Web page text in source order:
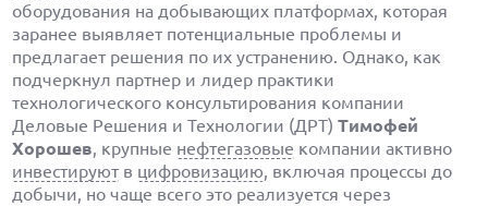
оборудования на добывающих платформах, которая
заранее выявляет потенциальные проблемы и
предлагает решения по их устранению. Однако, как
подчеркнул партнер и лидер практики
технологического консультирования компании
Деловые Решения и Технологии (ДРТ)Тимофей
Хорошев, крупные нефтегазовые компании активно
инвестируют в цифровизацию, включая процессы до
добычи, но чаще всего это реализуется через